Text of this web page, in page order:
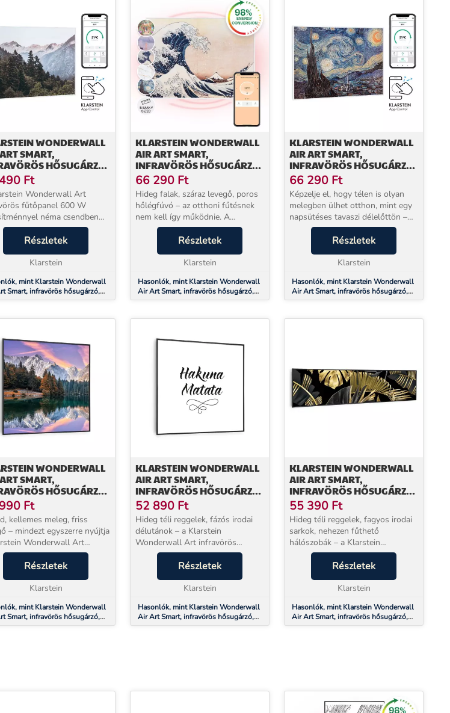
WONDERWALL
SMART,
HŐSUGÁRZÓ,
60 CM, 500 W, FALI,
Ft
Wonderwall Art
fűtőpanel 600 W
néma csendben
fel a nappalt, a
és az irodát – már 2–3
bekapcsolás után
meleg légkört teremt...
Részletek
Klarstein
mint Klarstein Wonderwall
Smart, infravörös hősugárzó,
cm, 500 W, fali, hegy
KLARSTEIN WONDERWALL
AIR ART SMART,
INFRAVÖRÖS HŐSUGÁRZÓ,
80 X 60 CM, 500 W, KÉK
HULLÁMOK
66 290 Ft
Hideg falak, száraz levegő, poros
hőlégfúvó – az otthoni fűtésnek
nem kell így működnie. A
Klarstein Wonderwall Art
infravörös fűtőpanel 600 W
teljesítménnyel közvetlenül a
felületeket és az embereket...
Részletek
Klarstein
Hasonlók, mint Klarstein Wonderwall
Air Art Smart, infravörös hősugárzó,
80 x 60 cm, 500 W, kék hullámok
KLARSTEIN WONDERWALL
AIR ART SMART,
INFRAVÖRÖS HŐSUGÁRZÓ,
80 X 60 CM, 500 W,
CSILLAGOS ÉGBOLT
66 290 Ft
Képzelje el, hogy télen is olyan
melegben ülhet otthon, mint egy
napsütéses tavaszi délelőttön –
száraz levegő, zaj és portánc
nélkül. A Klarstein Wonderwall
Art infravörös fűtőpanel pontosan
Részletek
Klarstein
Hasonlók, mint Klarstein Wonderwall
Air Art Smart, infravörös hősugárzó,
80 x 60 cm, 500 W, csillagos égbolt
WONDERWALL
SMART,
HŐSUGÁRZÓ,
CM, 350 W, TENGER
Ft
kellemes meleg, friss
– mindezt egyszerre nyújtja
Wonderwall Art
fűtőpanel. 600 W
mindössze 2–3
alatt érezhető meleget ad,
egyetlen ...
Részletek
Klarstein
mint Klarstein Wonderwall
Smart, infravörös hősugárzó,
cm, 350 W, tenger
KLARSTEIN WONDERWALL
AIR ART SMART,
INFRAVÖRÖS HŐSUGÁRZÓ,
60 X 60 CM, 350 W, MOTTÓ
52 890 Ft
Hideg téli reggelek, fázós irodai
délutánok – a Klarstein
Wonderwall Art infravörös
fűtőpanel 2–3 percen belül
kellemesen meleg sugárzó hőt ad,
amelyet azonnal érez az ember,
nem csupán a levegő hőmér...
Részletek
Klarstein
Hasonlók, mint Klarstein Wonderwall
Air Art Smart, infravörös hősugárzó,
60 x 60 cm, 350 W, mottó
KLARSTEIN WONDERWALL
AIR ART SMART,
INFRAVÖRÖS HŐSUGÁRZÓ,
120 X 30 CM, 350 W, FEKETE
VIRÁG
55 390 Ft
Hideg téli reggelek, fagyos irodai
sarkok, nehezen fűthető
hálószobák – a Klarstein
Wonderwall Art infravörös
fűtőpanel 600 W teljesítménnyel
már 2–3 perc alatt kellemes
meleget áraszt, teljesen zajta...
Részletek
Klarstein
Hasonlók, mint Klarstein Wonderwall
Air Art Smart, infravörös hősugárzó,
120 x 30 cm, 350 W, fekete virág